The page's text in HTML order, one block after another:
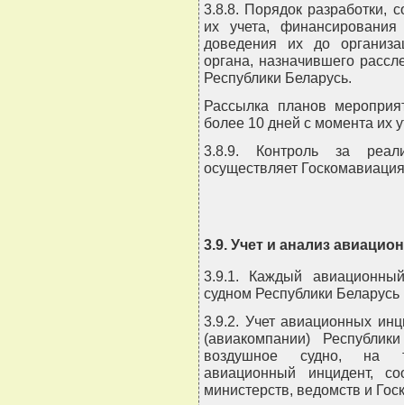
3.8.8. Порядок разработки,
их учета,
доведения их до
органа, назначившего
Республики Беларусь.
Рассылка планов
более 10 дней с момента их
3.8.9. Контроль за
осуществляет
3.9. Учет и анализ
3.9.1. Каждый
судном Республики
3.9.2. Учет авиационных
(авиакомпании)
воздушное судно, на
авиационный инцидент,
министерств, ведомств и